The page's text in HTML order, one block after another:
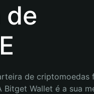
de
de criptomoedas
Bitget Wallet é a sua